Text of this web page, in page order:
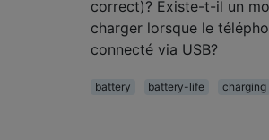
correct)? Existe-t-il un
charger lorsque le
connecté via USB?
battery battery-life
charging